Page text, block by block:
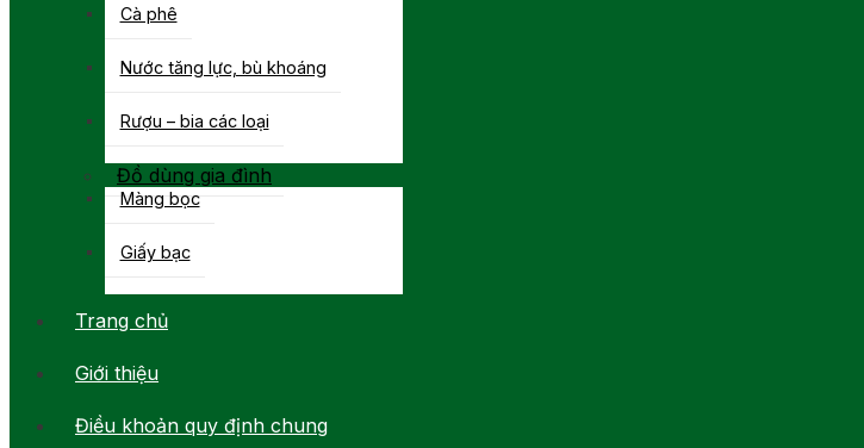
Cà phê
Nước tăng lực, bù khoáng
Rượu – bia các loại
Đồ dùng gia đình
Màng bọc
Giấy bạc
Trang chủ
Giới thiệu
Điều khoản quy định chung